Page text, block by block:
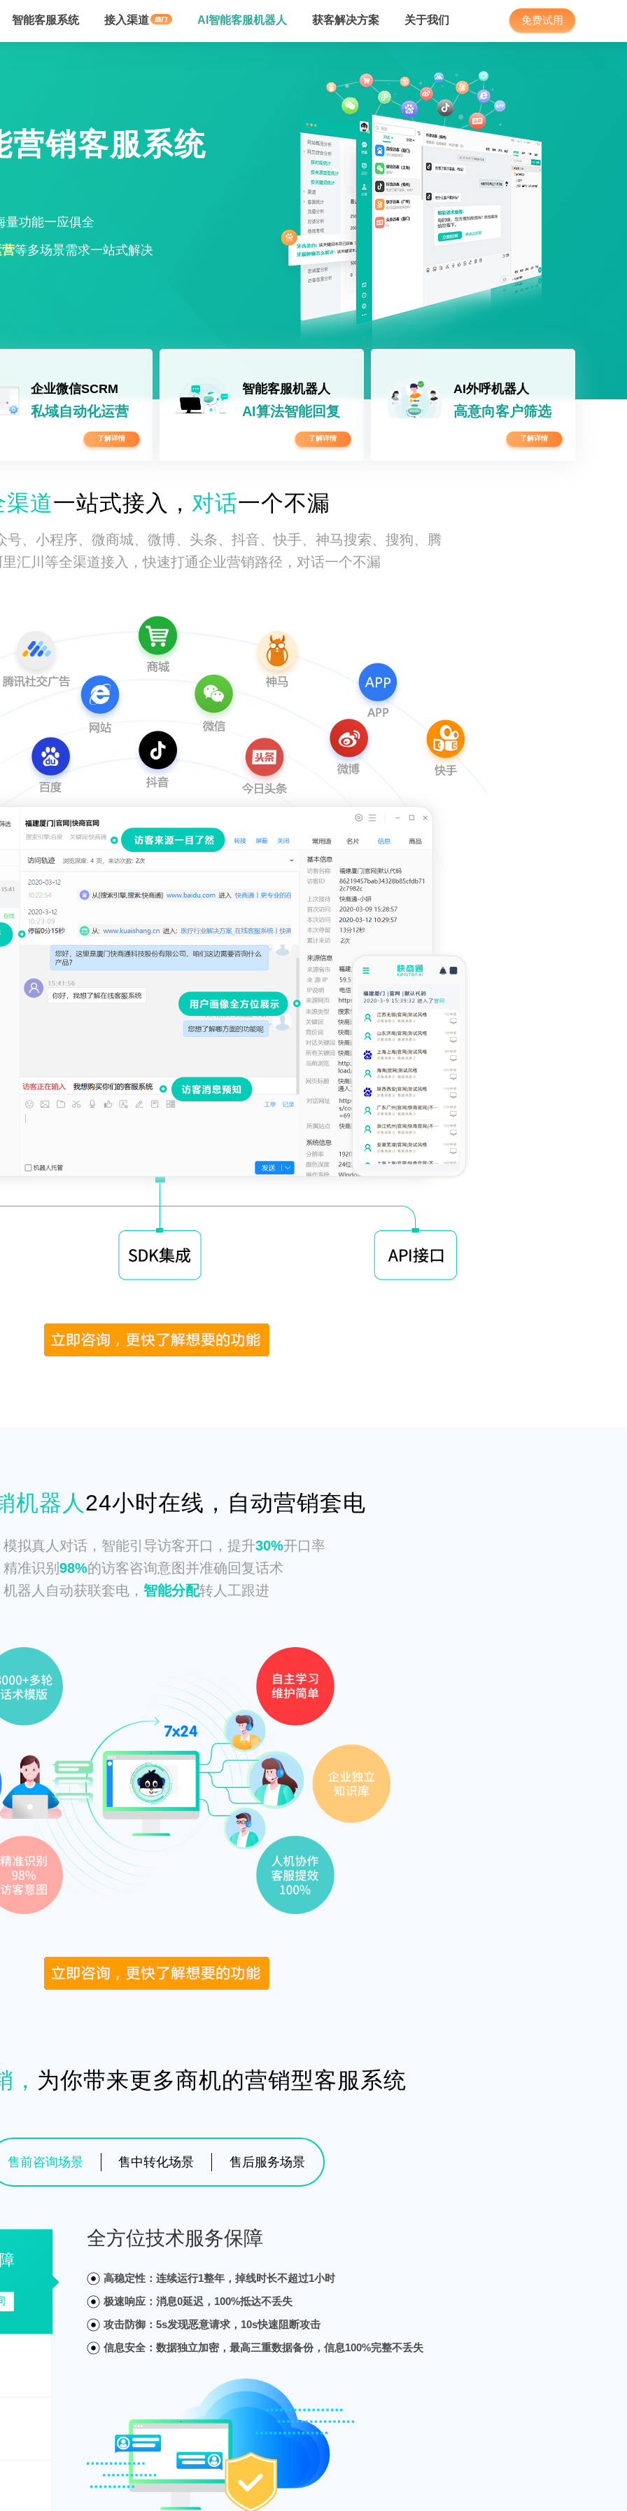
智能客服系统 接入渠道 AI智能客服机器人 获客解决方案 关于我们 免费试用
营销客服系统
量功能一应俱全
等多场景需求一站式解决
企业微信SCRM
私域自动化运营
了解详情
智能客服机器人
AI算法智能回复
了解详情
AI外呼机器人
高意向客户筛选
了解详情
渠道一站式接入， 对话一个不漏
号、小程序、微商城、微博、头条、抖音、快手、神马搜索、搜狗、腾
汇川等全渠道接入，快速打通企业营销路径，对话一个不漏
机器人 24小时在线，自动营销套电
模拟真人对话，智能引导访客开口，提升30%开口率
精准识别 98%的访客咨询意图并准确回复话术
机器人自动获联套电， 智能分配转人工跟进
， 为你带来更多商机的营销型客服系统
售前咨询场景 售中转化场景 售后服务场景
全方位技术服务保障
高稳定性：连续运行1整年，掉线时长不超过1小时
极速响应：消息0延迟，100%抵达不丢失
攻击防御：5s发现恶意请求，10s快速阻断攻击
信息安全：数据独立加密，最高三重数据备份，信息100%完整不丢失